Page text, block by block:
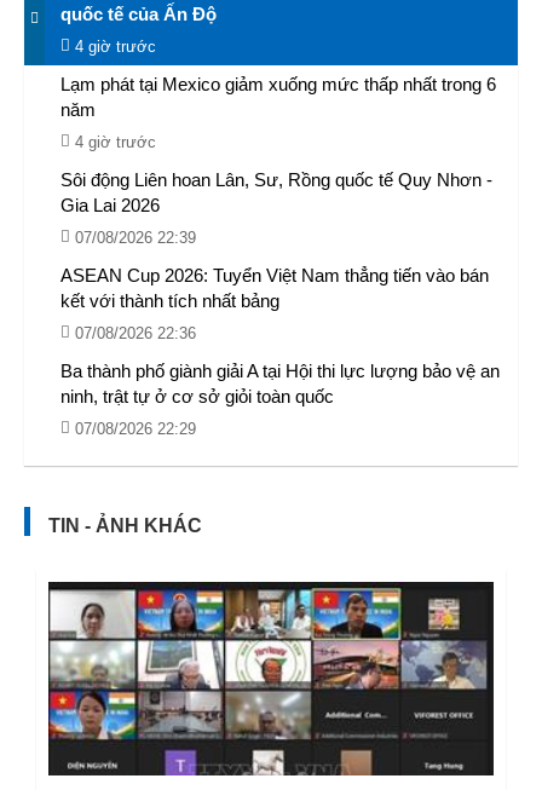
quốc tế của Ấn Độ
4 giờ trước
Lạm phát tại Mexico giảm xuống mức thấp nhất trong 6
năm
4 giờ trước
Sôi động Liên hoan Lân, Sư, Rồng quốc tế Quy Nhơn -
Gia Lai 2026
07/08/2026 22:39
ASEAN Cup 2026: Tuyển Việt Nam thẳng tiến vào bán
kết với thành tích nhất bảng
07/08/2026 22:36
Ba thành phố giành giải A tại Hội thi lực lượng bảo vệ an
ninh, trật tự ở cơ sở giỏi toàn quốc
07/08/2026 22:29
TIN - ẢNH KHÁC